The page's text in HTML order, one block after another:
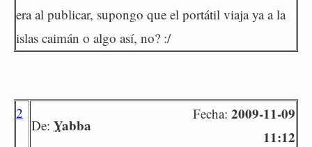
era al publicar, supongo que el portátil viaja ya a la
islas caimán o algo así, no? :/
2
De: Yabba
Fecha: 2009-11-09
11:12